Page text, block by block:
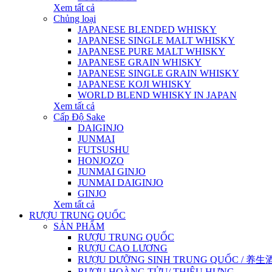
Xem tất cả
Chủng loại
JAPANESE BLENDED WHISKY
JAPANESE SINGLE MALT WHISKY
JAPANESE PURE MALT WHISKY
JAPANESE GRAIN WHISKY
JAPANESE SINGLE GRAIN WHISKY
JAPANESE KOJI WHISKY
WORLD BLEND WHISKY IN JAPAN
Xem tất cả
Cấp Độ Sake
DAIGINJO
JUNMAI
FUTSUSHU
HONJOZO
JUNMAI GINJO
JUNMAI DAIGINJO
GINJO
Xem tất cả
RƯỢU TRUNG QUỐC
SẢN PHẨM
RƯỢU TRUNG QUỐC
RƯỢU CAO LƯƠNG
RƯỢU DƯỠNG SINH TRUNG QUỐC / 养生